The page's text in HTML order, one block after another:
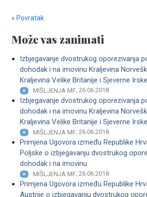
« Povratak
Može vas zanimati
Izbjegavanje dvostrukog oporezivanja
dohodak i na imovinu Kraljevina
Kraljevina Velike Britanije i Sjeverne Irske
MIŠLJENJA MF, 26.06.2018.
Izbjegavanje dvostrukog oporezivanja
dohodak i na imovinu Kraljevina
Kraljevina Velike Britanije i Sjeverne Irske
MIŠLJENJA MF, 26.06.2018.
Primjena Ugovora između Republike
Poljske o izbjegavanju dvostrukog
dohodak i na imovinu
MIŠLJENJA MF, 26.06.2018.
Primjena Ugovora između Republike
Austrije o izbjegavanju dvostrukog